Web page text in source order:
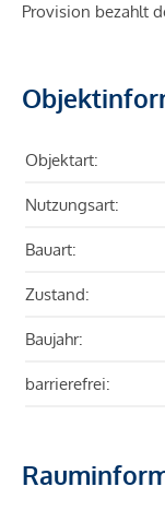
Provision bezahlt
Objektart:
Nutzungsart:
Bauart:
Zustand:
Baujahr:
barrierefrei: